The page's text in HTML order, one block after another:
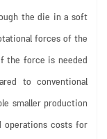
the die in a soft
forces of the
the force is needed
to conventional
smaller production
operations costs for